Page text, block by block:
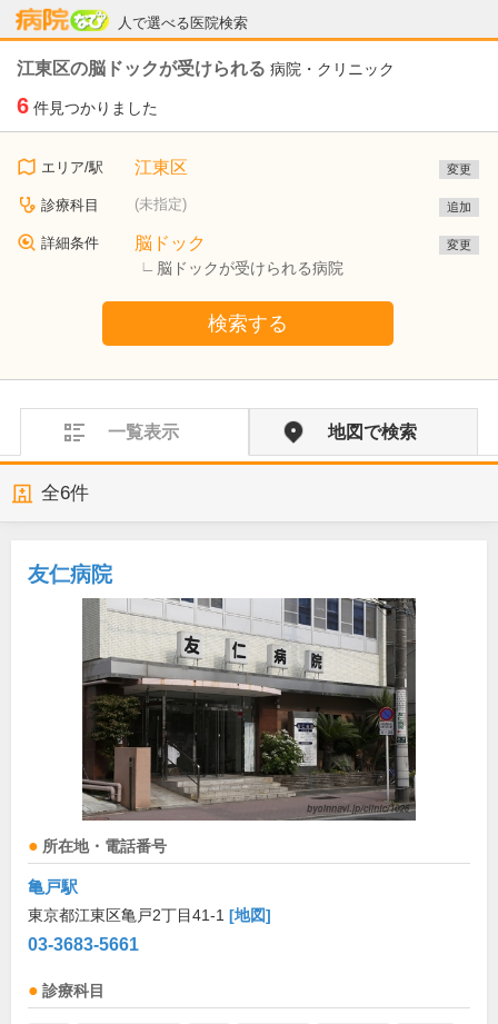
人で選べる医院検索
病院なび
江東区の脳ドックが受けられる 病院・クリニック
6 件見つかりました
エリア/駅 江東区 変更
診療科目 (未指定) 追加
詳細条件 脳ドック
脳ドックが受けられる病院
変更
検索する
一覧表示 地図で検索
全6件
友仁病院
所在地・電話番号
亀戸駅
東京都江東区亀戸2丁目41-1 [地図]
03-3683-5661
診療科目